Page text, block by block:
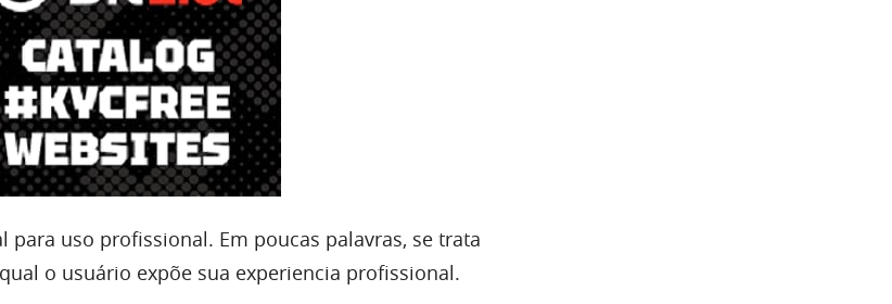
para uso profissional. Em poucas palavras, se trata
o usuário expõe sua experiencia profissional.